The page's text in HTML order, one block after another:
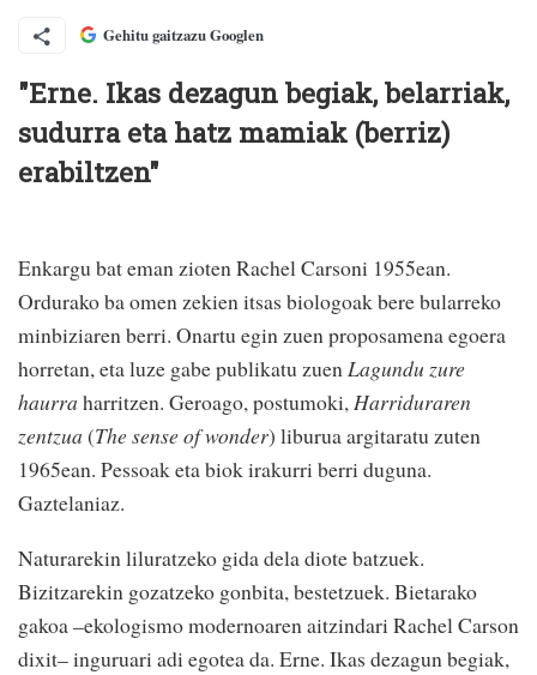
Gehitu gaitzazu Googlen
"Erne. Ikas dezagun begiak, belarriak,
sudurra eta hatz mamiak (berriz)
erabiltzen"
Enkargu bat eman zioten Rachel Carsoni 1955ean.
Ordurako ba omen zekien itsas biologoak bere bularreko
minbiziaren berri. Onartu egin zuen proposamena egoera
horretan, eta luze gabe publikatu zuenLagundu zure
haurra harritzen. Geroago, postumoki,Harriduraren
zentzua (The sense of wonder) liburua argitaratu zuten
1965ean. Pessoak eta biok irakurri berri duguna.
Gaztelaniaz.
Naturarekin liluratzeko gida dela diote batzuek.
Bizitzarekin gozatzeko gonbita, bestetzuek. Bietarako
gakoa –ekologismo modernoaren aitzindari Rachel Carson
dixit– inguruari adi egotea da. Erne. Ikas dezagun begiak,